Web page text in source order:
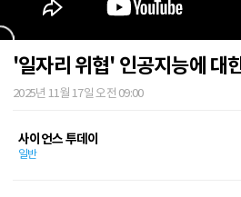
'일자리 위협' 인공지능에 대
2025년 11월 17일 오전 09:00
사이언스 투데이
일반